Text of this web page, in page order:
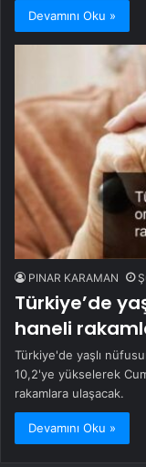
Devamını Oku »
PINAR KARAMAN
Türkiye’de
haneli
Türkiye'de yaşlı
10,2'ye yükselerek
rakamlara ulaşacak.
Devamını Oku »